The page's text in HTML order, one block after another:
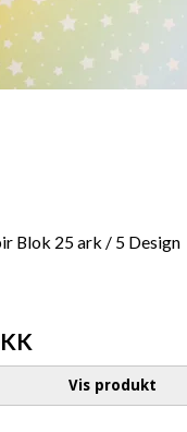
Blok 25 ark / 5 Design
Vis produkt